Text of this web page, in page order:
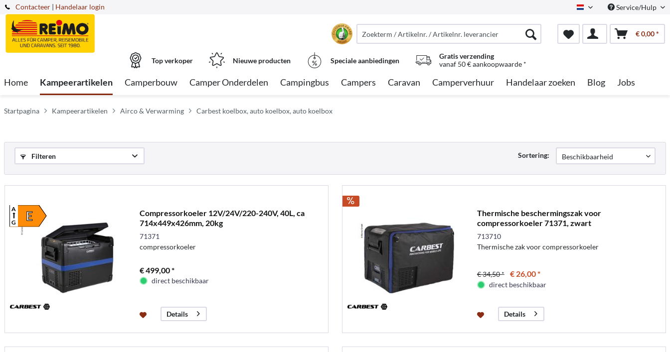
Contacteer Dutch Service/Hulp
| Handelaar login
€ 0,00 *
Top verkoper Nieuwe producten Speciale aanbiedingen
Gratis verzending
vanaf 50 € aankoopwaarde *
Home Kampeerartikelen Camperbouw Camper Onderdelen Campingbus Campers Caravan Camperverhuur Handelaar zoeken Blog Jobs
Startpagina Kampeerartikelen Airco & Verwarming Carbest koelbox, auto koelbox, auto koelbox
Filteren Sortering:
E
A
G
Compressorkoeler 12V/24V/220-240V, 40L, ca
714x449x426mm, 20kg
71371
compressorkoeler
€ 499,00 *
direct beschikbaar
Details
Thermische beschermingszak voor
compressorkoeler 71371, zwart
713710
Thermische zak voor compressorkoeler
€ 34,50 * € 26,00 *
direct beschikbaar
Details